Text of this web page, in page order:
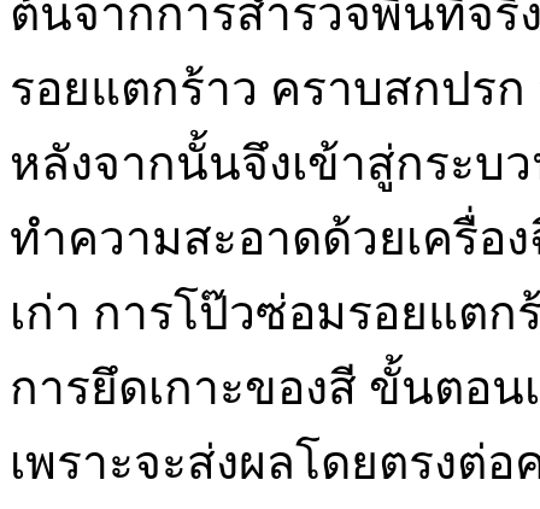
ต้นจากการสำรวจพื้นที่จริ
รอยแตกร้าว คราบสกปร
หลังจากนั้นจึงเข้าสู่กระบ
ทำความสะอาดด้วยเครื่อ
เก่า การโป๊วซ่อมรอยแตก
การยึดเกาะของสี ขั้นตอ
เพราะจะส่งผลโดยตรงต่